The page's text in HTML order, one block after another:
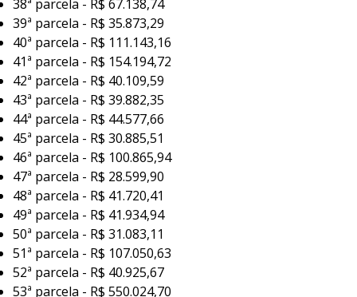
38ª parcela - R$ 67.138,74
39ª parcela - R$ 35.873,29
40ª parcela - R$ 111.143,16
41ª parcela - R$ 154.194,72
42ª parcela - R$ 40.109,59
43ª parcela - R$ 39.882,35
44ª parcela - R$ 44.577,66
45ª parcela - R$ 30.885,51
46ª parcela - R$ 100.865,94
47ª parcela - R$ 28.599,90
48ª parcela - R$ 41.720,41
49ª parcela - R$ 41.934,94
50ª parcela - R$ 31.083,11
51ª parcela - R$ 107.050,63
52ª parcela - R$ 40.925,67
53ª parcela - R$ 550.024,70